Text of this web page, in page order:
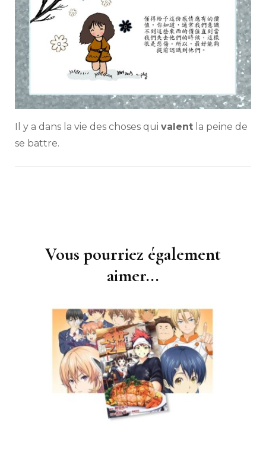
Il y a dans la vie des choses qui valent la peine de
se battre.
NavigationVous pourriez également
aimer...